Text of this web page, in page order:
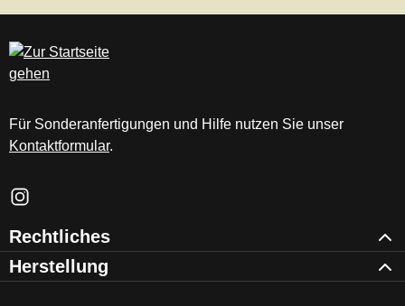
Für Sonderanfertigungen und Hilfe nutzen Sie unser
Kontaktformular.
Schau auf Instagram vorbei – öffnet in neuem Tab (externer
Rechtliches
Herstellung